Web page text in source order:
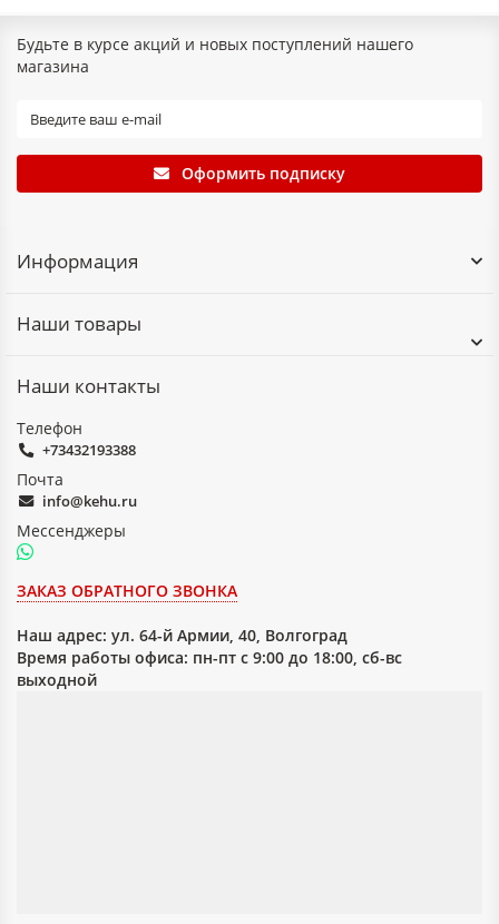
Будьте в курсе акций и новых поступлений нашего
магазина
Оформить подписку
Информация
Наши товары
Наши контакты
Телефон
+73432193388
Почта
info@kehu.ru
Мессенджеры
ЗАКАЗ ОБРАТНОГО ЗВОНКА
Наш адрес: ул. 64-й Армии, 40, Волгоград
Время работы офиса: пн-пт с 9:00 до 18:00, сб-вс
выходной